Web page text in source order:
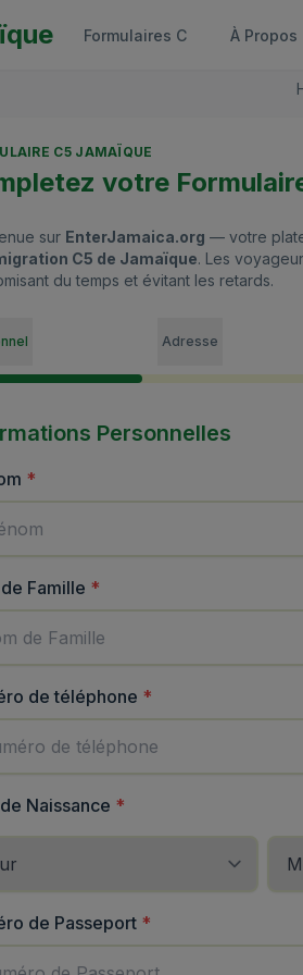
Formulaires C À Propos
C5 JAMAÏQUE
votre
sur EnterJamaica.org — votre
C5 de Jamaïque. Les
du temps et évitant les retards.
Adresse
Personnelles
*
Famille *
de téléphone *
Naissance *
de Passeport *